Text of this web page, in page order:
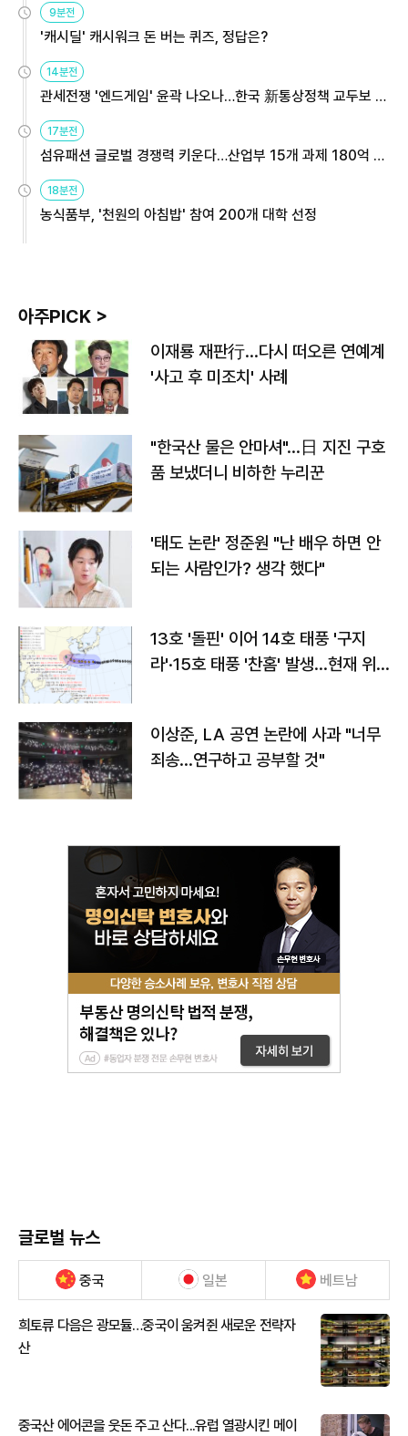
9분전
'캐시딜' 캐시워크 돈 버는 퀴즈, 정답은?
14분전
관세전쟁 '엔드게임' 윤곽 나오나…한국 新통상정책 교두보 활
17분전
섬유패션 글로벌 경쟁력 키운다…산업부 15개 과제 180억 지
18분전
농식품부, '천원의 아침밥' 참여 200개 대학 선정
아주PICK >
이재룡 재판行…다시 떠오른 연예계
'사고 후 미조치' 사례
"한국산 물은 안마셔"…日 지진 구호
품 보냈더니 비하한 누리꾼
'태도 논란' 정준원 "난 배우 하면 안
되는 사람인가? 생각 했다"
13호 '돌핀' 이어 14호 태풍 '구지
라'·15호 태풍 '찬홈' 발생…현재 위
이상준, LA 공연 논란에 사과 "너무
죄송…연구하고 공부할 것"
글로벌 뉴스
중국 일본 베트남
희토류 다음은 광모듈…중국이 움켜쥔 새로운 전략자
산
중국산 에어콘을 웃돈 주고 산다...유럽 열광시킨 메이